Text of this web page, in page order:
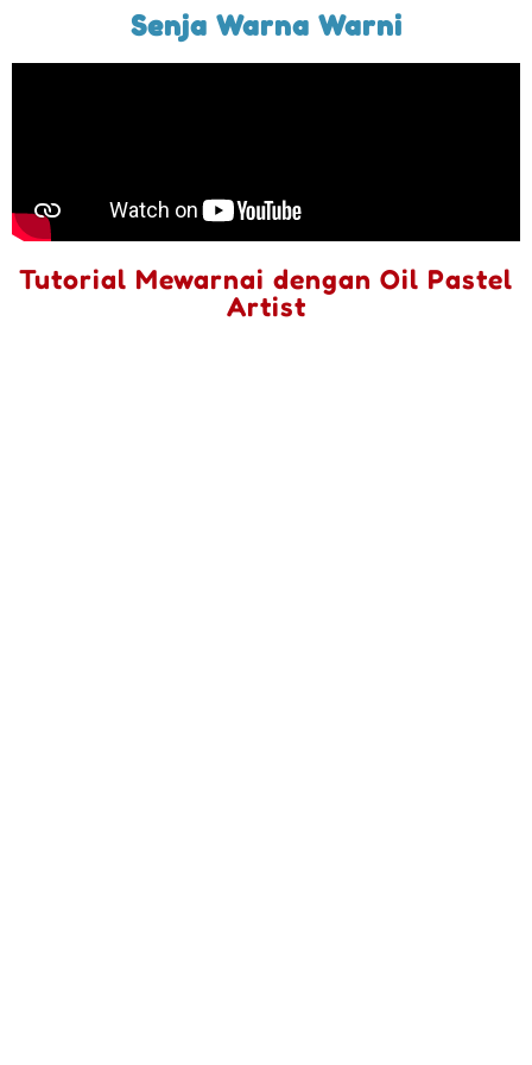
Senja Warna Warni
Tutorial Mewarnai dengan Oil Pastel
Artist